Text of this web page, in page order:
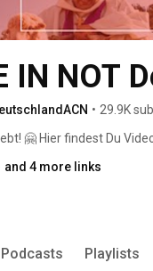
IN NOT
• 29.9K
🤗 Hier findest Du
mehr verpassen
and 4 more links
Podcasts Playlists